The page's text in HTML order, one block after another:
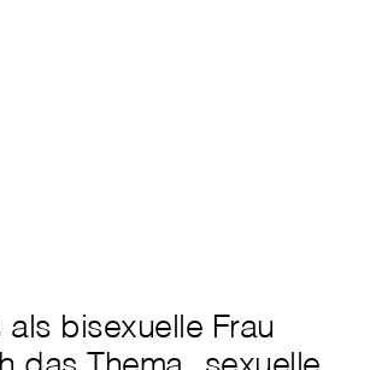
bisexuelle Frau